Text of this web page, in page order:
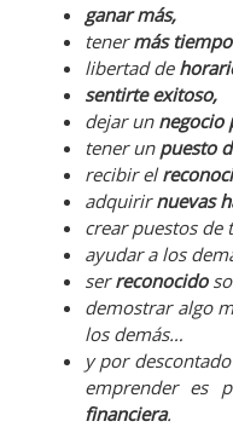
ganar más,
tenermás
libertad de
sentirte exitoso,
dejar un negocio
tener un puesto
recibir el
adquirirnuevas
crear puestos de
ayudar a los
serreconocido
demostrar algo
los demás…
y por
emprender es
financiera.